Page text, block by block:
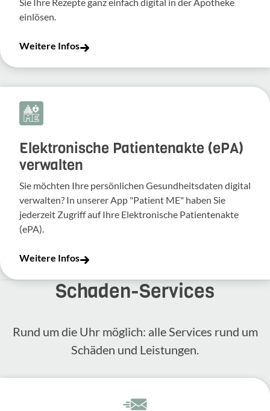
einlösen.
Weitere Infos
Elektronische Patientenakte (ePA)
verwalten
Sie möchten Ihre persönlichen Gesundheitsdaten digital
verwalten? In unserer App "Patient ME" haben Sie
jederzeit Zugriff auf Ihre Elektronische Patientenakte
(ePA).
Weitere Infos
Schaden-​Services
Rund um die Uhr möglich: alle Services rund um
Schäden und Leis­tungen.